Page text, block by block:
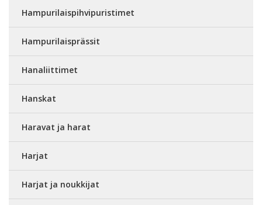
Hampurilaispihvipuristimet
Hampurilaisprässit
Hanaliittimet
Hanskat
Haravat ja harat
Harjat
Harjat ja noukkijat